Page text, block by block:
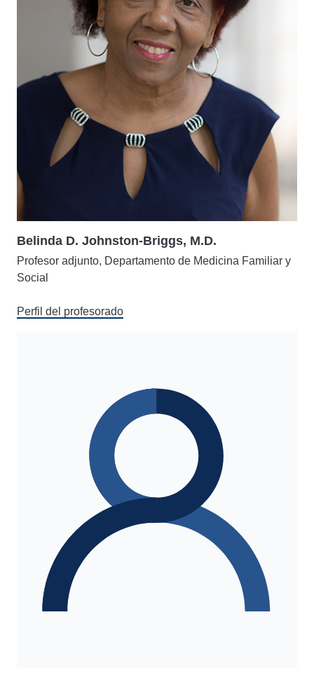
Belinda D. Johnston-Briggs, M.D.
Profesor adjunto, Departamento de Medicina Familiar y
Social
Perfil del profesorado